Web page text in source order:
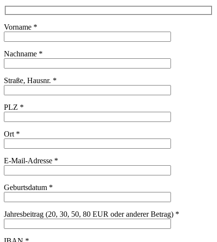
Vorname *
Nachname *
Straße, Hausnr. *
PLZ *
Ort *
E-Mail-Adresse *
Geburtsdatum *
Jahresbeitrag (20, 30, 50, 80 EUR oder anderer Betrag) *